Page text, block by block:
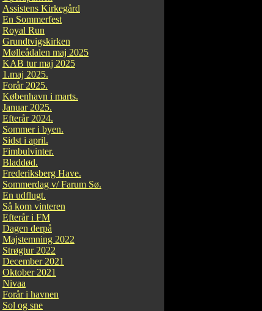
Assistens Kirkegård
En Sommerfest
Royal Run
Grundtvigskirken
Mølleådalen maj 2025
KAB tur maj 2025
1.maj 2025.
Forår 2025.
København i marts.
Januar 2025.
Efterår 2024.
Sommer i byen.
Sidst i april.
Fimbulvinter.
Bladdød.
Frederiksberg Have.
Sommerdag v/ Farum Sø.
En udflugt.
Så kom vinteren
Efterår i FM
Dagen derpå
Majstemning 2022
Strøgtur 2022
December 2021
Oktober 2021
Nivaa
Forår i havnen
Sol og sne